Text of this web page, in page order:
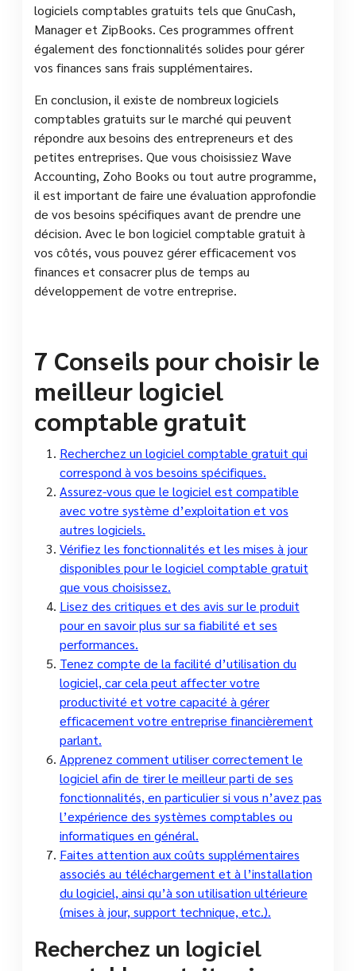
logiciels comptables gratuits tels que GnuCash,
Manager et ZipBooks. Ces programmes offrent
également des fonctionnalités solides pour gérer
vos finances sans frais supplémentaires.
En conclusion, il existe de nombreux logiciels
comptables gratuits sur le marché qui peuvent
répondre aux besoins des entrepreneurs et des
petites entreprises. Que vous choisissiez Wave
Accounting, Zoho Books ou tout autre programme,
il est important de faire une évaluation approfondie
de vos besoins spécifiques avant de prendre une
décision. Avec le bon logiciel comptable gratuit à
vos côtés, vous pouvez gérer efficacement vos
finances et consacrer plus de temps au
développement de votre entreprise.
7 Conseils pour choisir le
meilleur logiciel
comptable gratuit
Recherchez un logiciel comptable gratuit qui
correspond à vos besoins spécifiques.
Assurez-vous que le logiciel est compatible
avec votre système d’exploitation et vos
autres logiciels.
Vérifiez les fonctionnalités et les mises à jour
disponibles pour le logiciel comptable gratuit
que vous choisissez.
Lisez des critiques et des avis sur le produit
pour en savoir plus sur sa fiabilité et ses
performances.
Tenez compte de la facilité d’utilisation du
logiciel, car cela peut affecter votre
productivité et votre capacité à gérer
efficacement votre entreprise financièrement
parlant.
Apprenez comment utiliser correctement le
logiciel afin de tirer le meilleur parti de ses
fonctionnalités, en particulier si vous n’avez pas
l’expérience des systèmes comptables ou
informatiques en général.
Faites attention aux coûts supplémentaires
associés au téléchargement et à l’installation
du logiciel, ainsi qu’à son utilisation ultérieure
(mises à jour, support technique, etc.).
Recherchez un logiciel